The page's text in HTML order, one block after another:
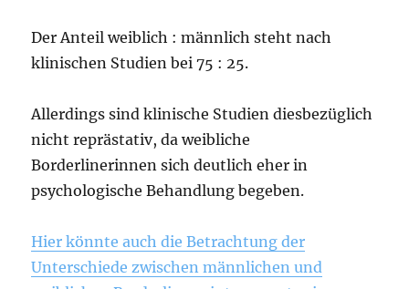
Der Anteil weiblich : männlich steht nach
klinischen Studien bei 75 : 25.
Allerdings sind klinische Studien diesbezüglich
nicht reprästativ, da weibliche
Borderlinerinnen sich deutlich eher in
psychologische Behandlung begeben.
Hier könnte auch die Betrachtung der
Unterschiede zwischen männlichen und